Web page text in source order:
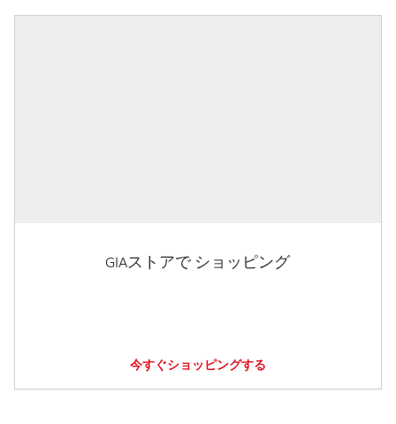
GIAストアで ショッピング
今すぐショッピングする